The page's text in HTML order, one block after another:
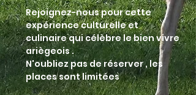
Rejoignez-nous pour cette
expérience culturelle et
culinaire qui célèbre le bien vivre
ariègeois .
N'oubliez pas de réserver , les
places sont limitées